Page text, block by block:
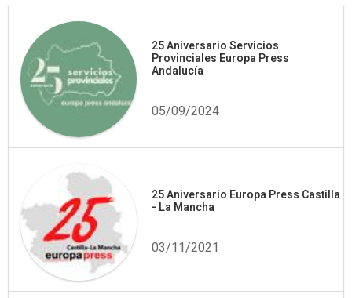
25 Aniversario Servicios
Provinciales Europa Press
Andalucía
05/09/2024
25 Aniversario Europa Press Castilla
- La Mancha
03/11/2021